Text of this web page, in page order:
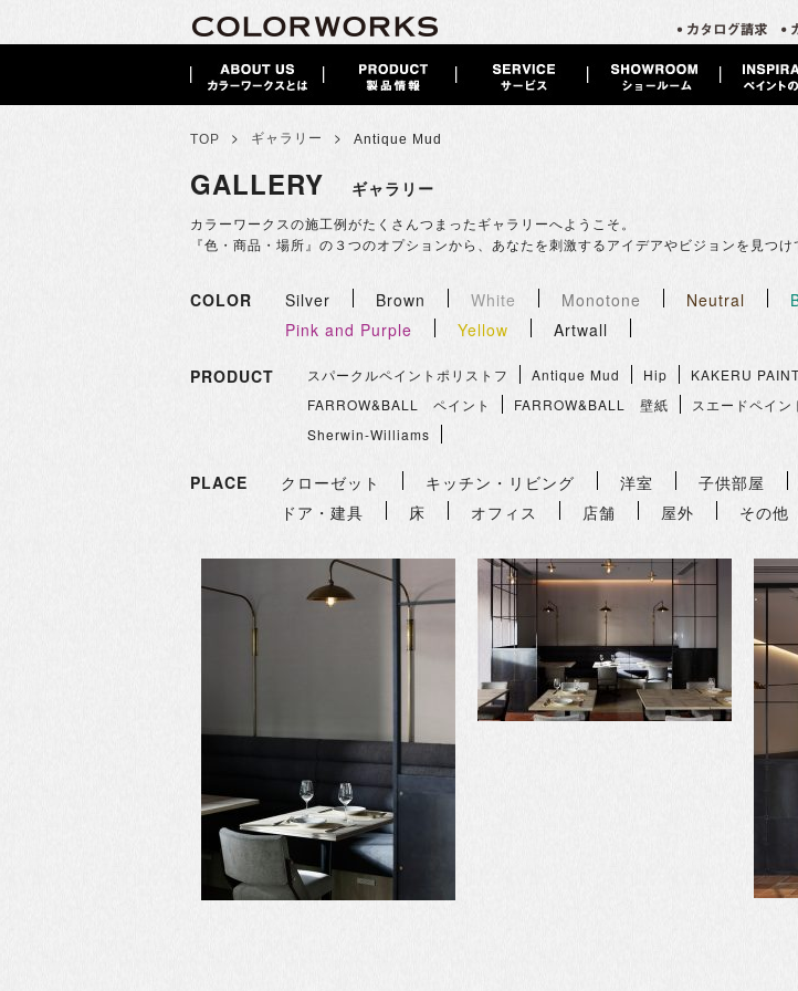
TOP > ギャラリー > Antique Mud
GALLERY ギャラリー
カラーワークスの施工例がたくさんつまったギャラリーへようこそ。
『色・商品・場所』の３つのオプションから、あなたを刺激するアイデアやビジョンを見つけ
COLOR Silver Brown White Monotone Neutral
Pink and Purple
Yellow Artwall
PRODUCT スパークルペイントポリストフ Antique Mud Hip KAKERU
FARROW&BALL ペイント
FARROW&BALL 壁紙 スエードペイ
Sherwin-Williams
PLACE クローゼット キッチン・リビング 洋室 子供部屋
ドア・建具
床 オフィス 店舗 屋外 その他